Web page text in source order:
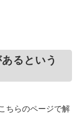
るという
ちらのページで解